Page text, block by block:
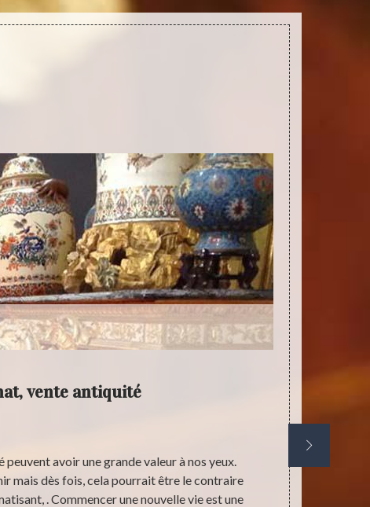
vente antiquité
peuvent avoir une grande valeur à nos yeux.
mais dès fois, cela pourrait être le contraire
. Commencer une nouvelle vie est une